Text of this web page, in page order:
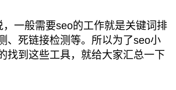
般需要seo的工作就是关键词排
、死链接检测等。所以为了seo小
找到这些工具，就给大家汇总一下